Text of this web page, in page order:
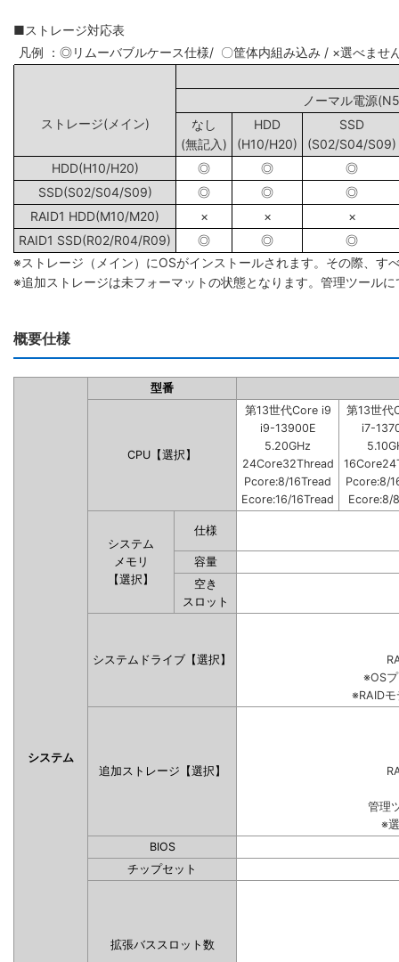
■ストレージ対応表
凡例 ：◎リムーバブルケース仕様/ 〇筐体内組み込み / ×選べませ
ノーマル電源
ストレージ(メイン)
なし
(無記入)
HDD
(H10/H20)
SSD
(S02/S04/S09)
HDD(H10/H20)
◎ ◎
◎
SSD(S02/S04/S09)
◎ ◎
◎
RAID1 HDD(M10/M20)
× ×
×
RAID1 SSD(R02/R04/R09)
◎ ◎
◎
※ストレージ（メイン）にOSがインストールされます。その際、す
※追加ストレージは未フォーマットの状態となります。管理ツール
概要仕様
システム
型番
CPU【選択】
第13世代Core i9
i9-13900E
5.20GHz
24Core32Thread
Pcore:8/16Tread
Ecore:16/16Tread
第13世代
i7-
Pcore:8/
Ecore:8/
システム
メモリ
【選択】
仕様
容量
空き
スロット
システムドライブ【選択】
※OS
※RAID
追加ストレージ【選択】
管理
※
BIOS
チップセット
拡張バススロット数